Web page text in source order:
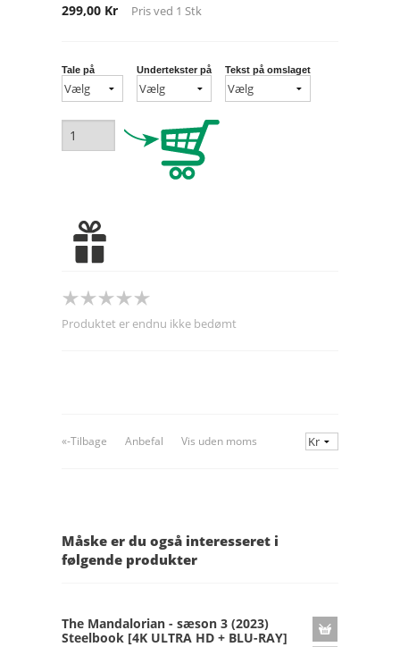
299,00 Kr Pris ved 1 Stk
Tale på Undertekster på Tekst på omslaget
Produktet er endnu ikke bedømt
«-Tilbage Anbefal Vis uden moms
Måske er du også interesseret i
følgende produkter
The Mandalorian - sæson 3 (2023)
Steelbook [4K ULTRA HD + BLU-RAY]